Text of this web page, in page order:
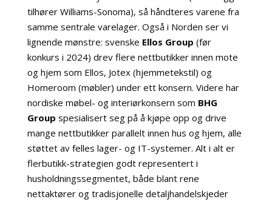
tilhører Williams-Sonoma), så håndteres varene fra
samme sentrale varelager. Også i Norden ser vi
lignende mønstre: svenske Ellos Group (før
konkurs i 2024) drev flere nettbutikker innen mote
og hjem som Ellos, Jotex (hjemmetekstil) og
Homeroom (møbler) under ett konsern. Videre har
nordiske møbel- og interiørkonsern som BHG
Group spesialisert seg på å kjøpe opp og drive
mange nettbutikker parallelt innen hus og hjem, alle
støttet av felles lager- og IT-systemer. Alt i alt er
flerbutikk-strategien godt representert i
husholdningssegmentet, både blant rene
nettaktører og tradisjonelle detaljhandelskjeder